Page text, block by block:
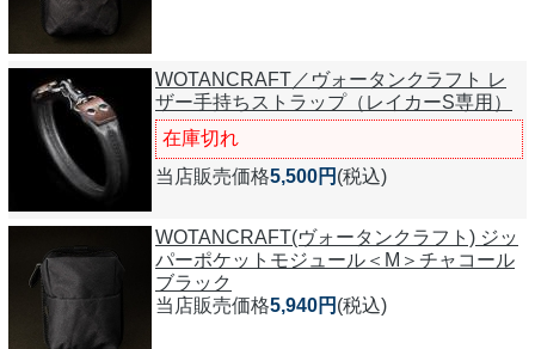
WOTANCRAFT／ヴォータンクラフト レ
ザー手持ちストラップ（レイカーS専用）
在庫切れ
当店販売価格5,500円 (税込)
WOTANCRAFT(ヴォータンクラフト) ジッ
パーポケットモジュール＜M＞チャコール
ブラック
当店販売価格5,940円 (税込)